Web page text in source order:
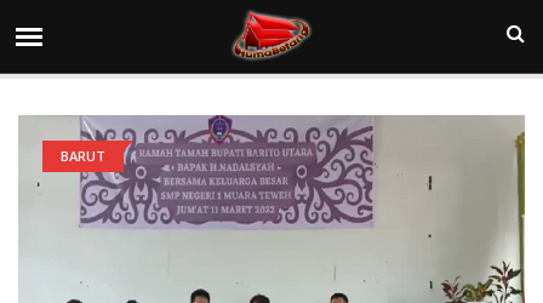
BARUT